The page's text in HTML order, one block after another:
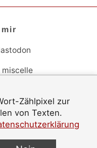
mir
miscelle
• Impressum
Langowski
Zählpixel zur
von Texten.